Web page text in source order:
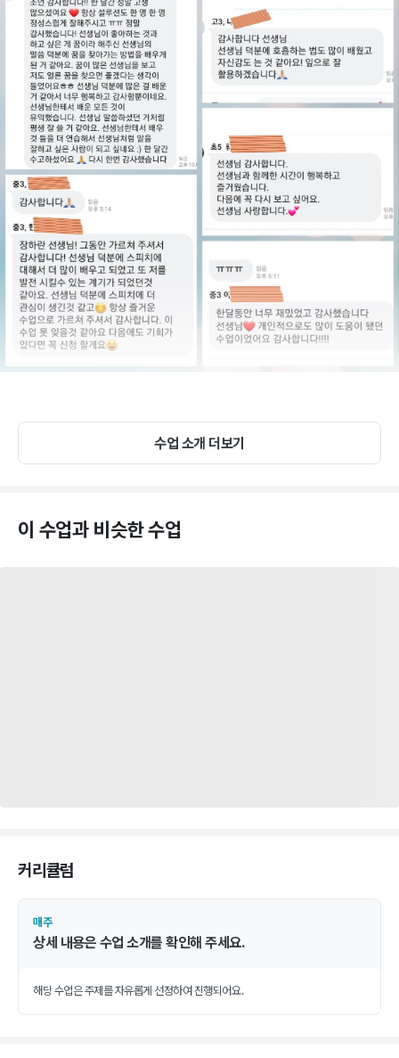
수업 소개 더보기
이 수업과 비슷한 수업
커리큘럼
매주
상세 내용은 수업 소개를 확인해 주세요.
해당 수업은 주제를 자유롭게 선정하여 진행되어요.